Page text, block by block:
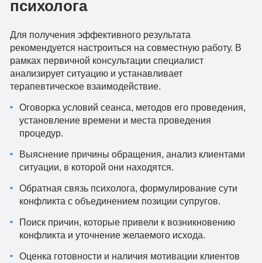
психолога
Для получения эффективного результата
рекомендуется настроиться на совместную работу. В
рамках первичной консультации специалист
анализирует ситуацию и устанавливает
терапевтическое взаимодействие.
Оговорка условий сеанса, методов его проведения,
установление времени и места проведения
процедур.
Выяснение причины обращения, анализ клиентами
ситуации, в которой они находятся.
Обратная связь психолога, формулирование сути
конфликта с объединением позиции супругов.
Поиск причин, которые привели к возникновению
конфликта и уточнение желаемого исхода.
Оценка готовности и наличия мотивации клиентов